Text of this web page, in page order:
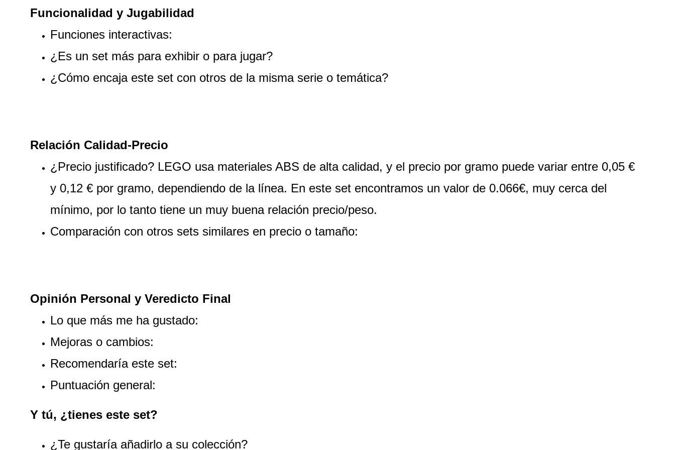
Funcionalidad y Jugabilidad
Funciones interactivas:
¿Es un set más para exhibir o para jugar?
¿Cómo encaja este set con otros de la misma serie o temática?
Relación Calidad-Precio
¿Precio justificado? LEGO usa materiales ABS de alta calidad, y el precio por gramo puede variar entre 0,05 €
y 0,12 € por gramo, dependiendo de la línea. En este set encontramos un valor de 0.066€, muy cerca del
mínimo, por lo tanto tiene un muy buena relación precio/peso.
Comparación con otros sets similares en precio o tamaño:
Opinión Personal y Veredicto Final
Lo que más me ha gustado:
Mejoras o cambios:
Recomendaría este set:
Puntuación general:
Y tú, ¿tienes este set?
¿Te gustaría añadirlo a su colección?